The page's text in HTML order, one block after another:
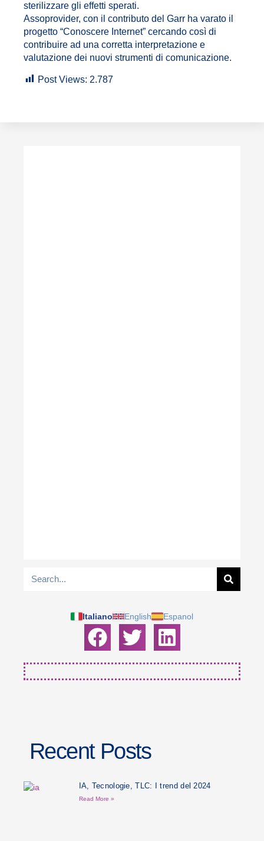
sterilizzare gli effetti sperati.
Assoprovider, con il contributo del Garr ha varato il
progetto “Conoscere Internet” cercando così di
contribuire ad una corretta interpretazione e
valutazione dei nuovi strumenti di comunicazione.
Post Views: 2.787
Italiano English Espanol
Recent Posts
IA, Tecnologie, TLC: I trend del 2024
Read More »